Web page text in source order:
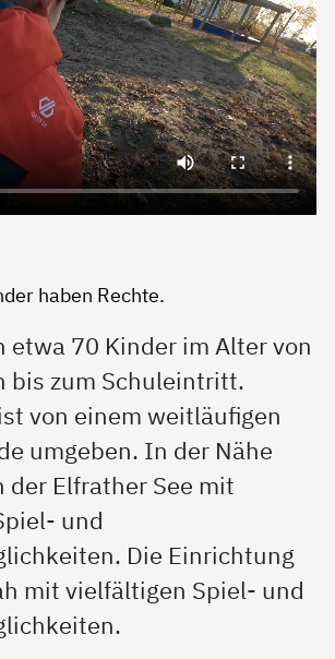
etwa 70 Kinder im Alter von
bis zum Schuleintritt.
von einem weitläufigen
umgeben. In der Nähe
der Elfrather See mit
und
Die Einrichtung
mit vielfältigen Spiel- und